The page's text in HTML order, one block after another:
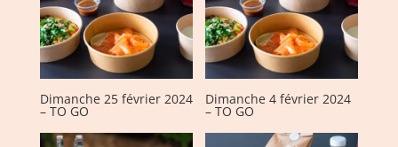
Dimanche 25 février 2024
– TO GO
Dimanche 4 février 2024
– TO GO